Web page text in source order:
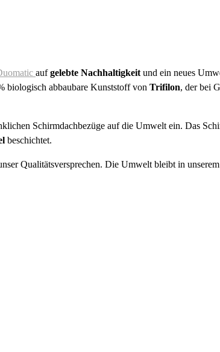
c aufgelebte Nachhaltigkeit und ein neues
biologisch abbaubare Kunststoff von Trifilon, der bei
Schirmdachbezüge auf die Umwelt ein. Das
beschichtet.
Qualitätsversprechen. Die Umwelt bleibt in